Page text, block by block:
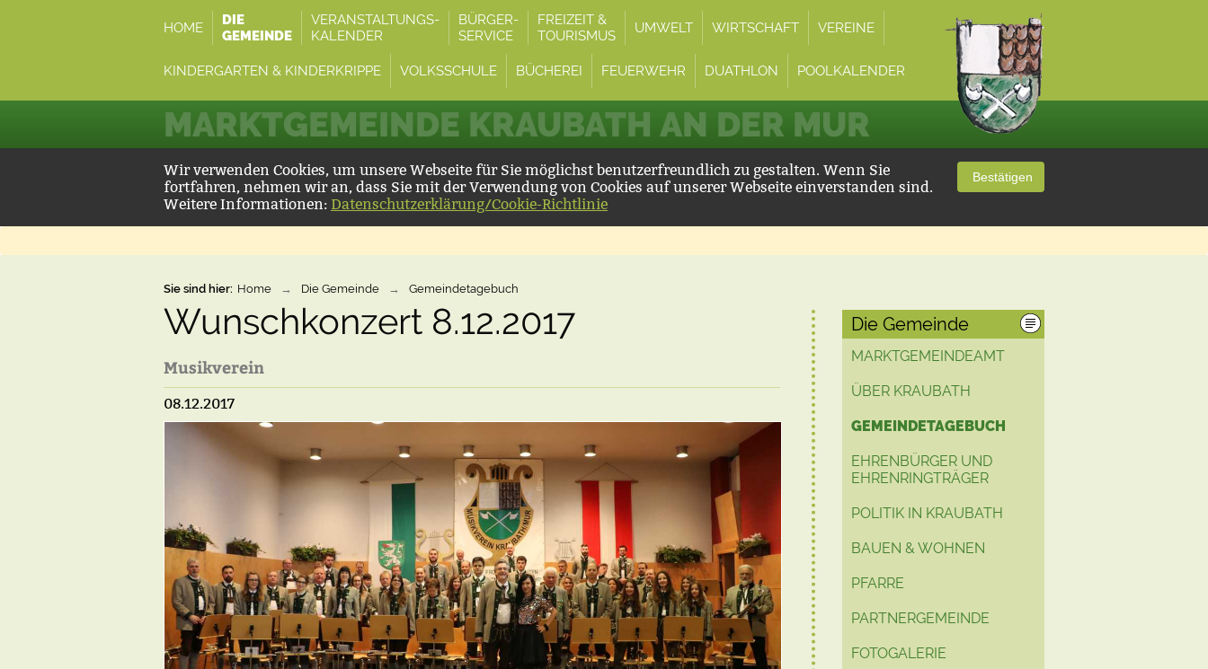
HOME
DIE
GEMEINDE
VERANSTALTUNGS-
KALENDER
BÜRGER-
SERVICE
FREIZEIT &
TOURISMUS
UMWELT WIRTSCHAFT VEREINE
KINDERGARTEN & KINDERKRIPPE VOLKSSCHULE BÜCHEREI FEUERWEHR DUATHLON POOLKALENDER
MARKTGEMEINDE KRAUBATH AN DER MUR
Wir verwenden Cookies, um unsere Webseite für Sie möglichst benutzerfreundlich zu gestalten. Wenn Sie
fortfahren, nehmen wir an, dass Sie mit der Verwendung von Cookies auf unserer Webseite einverstanden sind.
Weitere Informationen: Datenschutzerklärung/Cookie-Richtlinie
Bestätigen
Sie sind hier: Home → Die Gemeinde → Gemeindetagebuch
Wunschkonzert 8.12.2017
Musikverein
08.12.2017
Die Gemeinde
MARKTGEMEINDEAMT
ÜBER KRAUBATH
GEMEINDETAGEBUCH
EHRENBÜRGER UND
EHRENRINGTRÄGER
POLITIK IN KRAUBATH
BAUEN & WOHNEN
PFARRE
PARTNERGEMEINDE
FOTOGALERIE